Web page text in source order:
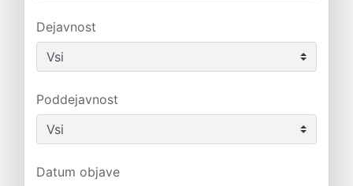
Dejavnost
Poddejavnost
Datum objave